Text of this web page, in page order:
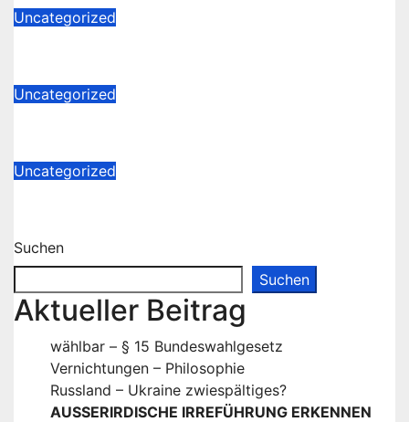
Uncategorized
Uncategorized
Uncategorized
Suchen
Suchen
Aktueller Beitrag
wählbar – § 15 Bundeswahlgesetz
Vernichtungen – Philosophie
Russland – Ukraine zwiespältiges?
AUSSERIRDISCHE IRREFÜHRUNG ERKENNEN